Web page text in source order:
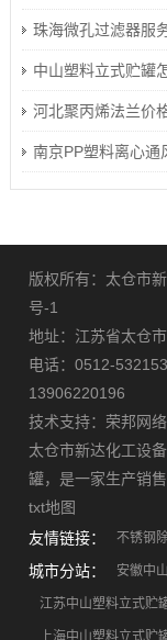
珠海微孔过滤器服
中山塑料立式贮罐
河北聚丙烯法兰价
南京PP塑料离心通
版权所有：太仓市
号-1
地址：江苏省太仓
电话：0512-
13906220196
技术支持： 荣邦网络
太仓市新达化工设
罐，是一家生产销
txt地图
友情链接：
不锈钢
城市分站： 安徽中
江苏中山塑料立式贮
上海中山塑料立式贮